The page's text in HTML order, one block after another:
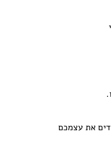
את עצמכם